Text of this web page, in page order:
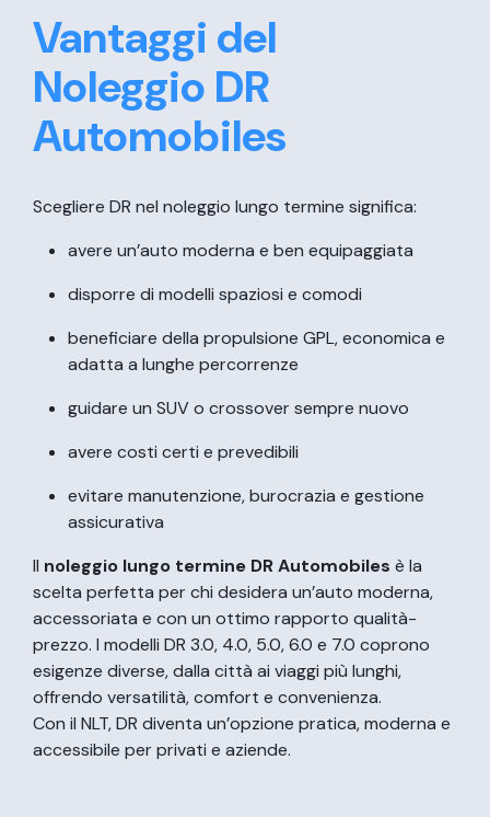
Vantaggi del
Noleggio DR
Automobiles
Scegliere DR nel noleggio lungo termine significa:
avere un’auto moderna e ben equipaggiata
disporre di modelli spaziosi e comodi
beneficiare della propulsione GPL, economica e
adatta a lunghe percorrenze
guidare un SUV o crossover sempre nuovo
avere costi certi e prevedibili
evitare manutenzione, burocrazia e gestione
assicurativa
Il noleggio lungo termine DR Automobiles è la
scelta perfetta per chi desidera un’auto moderna,
accessoriata e con un ottimo rapporto qualità-
prezzo. I modelli DR 3.0, 4.0, 5.0, 6.0 e 7.0 coprono
esigenze diverse, dalla città ai viaggi più lunghi,
offrendo versatilità, comfort e convenienza.
Con il NLT, DR diventa un’opzione pratica, moderna e
accessibile per privati e aziende.